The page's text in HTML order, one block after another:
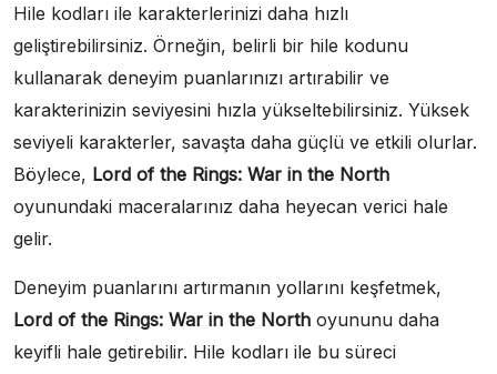
Hile kodları ile karakterlerinizi daha hızlı
geliştirebilirsiniz. Örneğin, belirli bir hile kodunu
kullanarak deneyim puanlarınızı artırabilir ve
karakterinizin seviyesini hızla yükseltebilirsiniz. Yüksek
seviyeli karakterler, savaşta daha güçlü ve etkili olurlar.
Böylece, Lord of the Rings: War in the North
oyunundaki maceralarınız daha heyecan verici hale
gelir.
Deneyim puanlarını artırmanın yollarını keşfetmek,
Lord of the Rings: War in the North oyununu daha
keyifli hale getirebilir. Hile kodları ile bu süreci